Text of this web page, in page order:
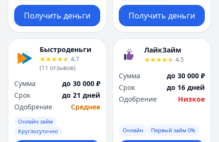
Получить деньги Получить деньги
Быстроденьги
4.7
(11 отзывов)
Сумма
до 30 000 ₽
Срок
до 21 дней
Одобрение
Среднее
Онлайн займ
Круглосуточно
ЛайкЗайм
4.5
Сумма
до 30 000 ₽
Срок
до 16 дней
Одобрение
Низкое
Онлайн Первый займ 0%